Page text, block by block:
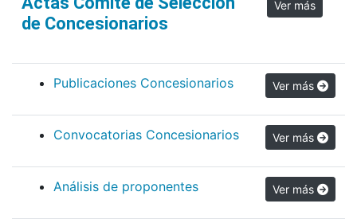
de Concesionarios
Ver más
Publicaciones Concesionarios Ver más
Convocatorias Concesionarios Ver más
Análisis de proponentes Ver más